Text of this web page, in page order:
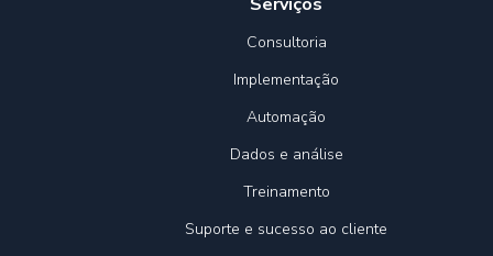
Consultoria
Implementação
Automação
Dados e análise
Treinamento
Suporte e sucesso ao cliente